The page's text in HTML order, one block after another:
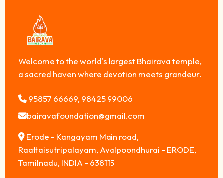
Welcome to the world's largest Bhairava temple,
a sacred haven where devotion meets grandeur.
95857 66669, 98425 99006
bairavafoundation@gmail.com
Erode - Kangayam Main road,
Raattaisutripalayam, Avalpoondhurai - ERODE,
Tamilnadu, INDIA - 638115